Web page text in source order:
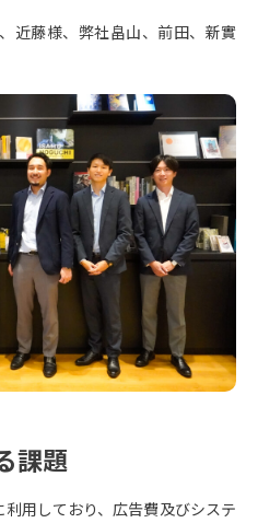
近藤様、弊社畠山、前田、新實
課題
用しており、広告費及びシステ